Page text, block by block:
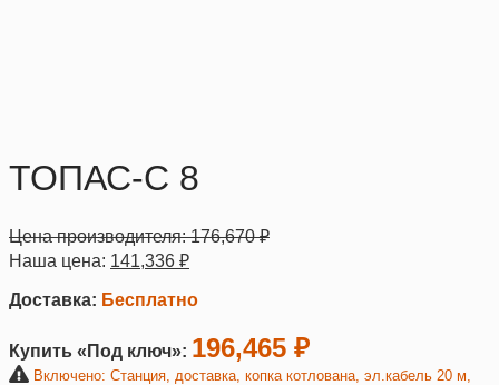
ТОПАС-С 8
Цена производителя:176,670₽
Наша цена: 141,336 ₽
Доставка: Бесплатно
Купить «Под ключ»: 196,465 ₽
Включено: Станция, доставка, копка котлована, эл.кабель 20 м,